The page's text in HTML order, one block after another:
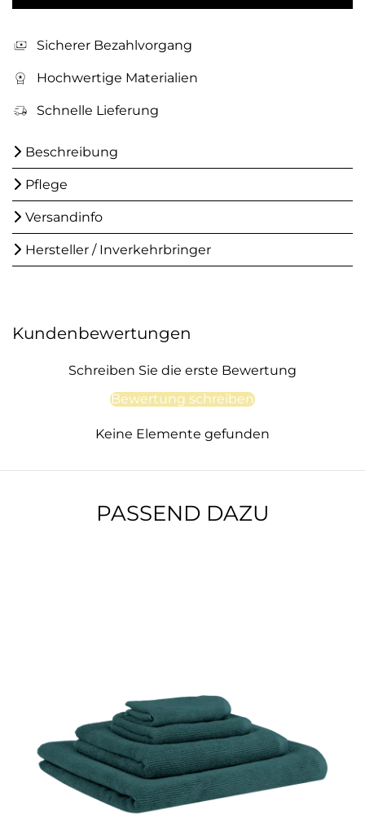
Sicherer Bezahlvorgang
Hochwertige Materialien
Schnelle Lieferung
Beschreibung
Pflege
Versandinfo
Hersteller / Inverkehrbringer
Kundenbewertungen
Schreiben Sie die erste Bewertung
Bewertung schreiben
Keine Elemente gefunden
PASSEND DAZU